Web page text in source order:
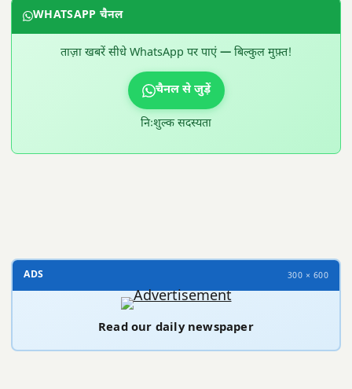
WHATSAPP चैनल
ताज़ा खबरें सीधे WhatsApp पर पाएं — बिल्कुल मुफ़्त!
चैनल से जुड़ें
निःशुल्क सदस्यता
ADS 300 × 600
Read our daily newspaper